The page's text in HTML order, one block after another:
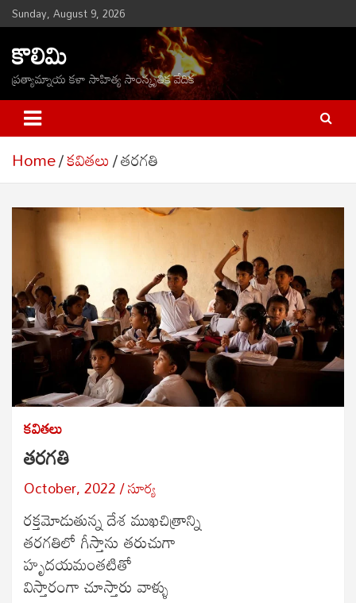
Skip
to
content
Sunday, August 9, 2026
కొలిమి
ప్రత్యామ్నాయ కళా సాహిత్య సాంస్కృతిక వేదిక
Home కవితలు తరగతి
కవితలు
తరగతి
October, 2022 సూర్య
రక్తమోడుతున్న దేశ ముఖచిత్రాన్ని
తరగతిలో గీస్తాను తరుచుగా
హృదయమంతటితో
విస్తారంగా చూస్తారు వాళ్ళు